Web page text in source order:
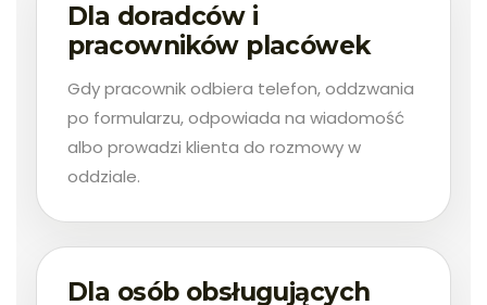
Dla doradców i
pracowników placówek
Gdy pracownik odbiera telefon, oddzwania
po formularzu, odpowiada na wiadomość
albo prowadzi klienta do rozmowy w
oddziale.
Dla osób obsługujących